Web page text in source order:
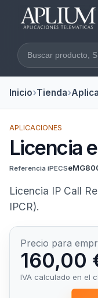
Buscar en la web
Inicio Tienda
APLICACIONES
Licencia
Referencia iPECS
Licencia IP Call
IPCR).
Precio para
160,00
IVA calculado en el